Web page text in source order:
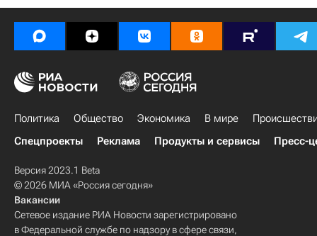
Политика Общество Экономика В мире
Спецпроекты
Реклама Продукты и сервисы Пресс-
Версия 2023.1 Beta
© 2026 МИА «Россия сегодня»
Вакансии
Сетевое издание РИА Новости зарегистрировано
в Федеральной службе по надзору в сфере связи,